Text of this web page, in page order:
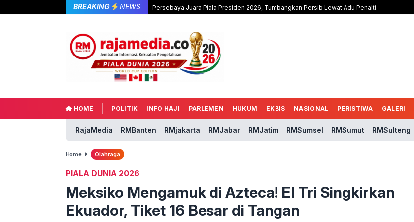
BREAKING NEWS Persebaya Juara Piala Presiden 2026, Tumbangkan Persib Lewat Adu Penalti
HOME POLITIK INFO HAJI PARLEMEN HUKUM EKBIS NASIONAL PERISTIWA GALERI
RajaMedia RMBanten RMjakarta RMJabar RMJatim RMSumsel RMSumut RMSulteng
Home Olahraga
PIALA DUNIA 2026
Meksiko Mengamuk di Azteca! El Tri Singkirkan
Ekuador, Tiket 16 Besar di Tangan